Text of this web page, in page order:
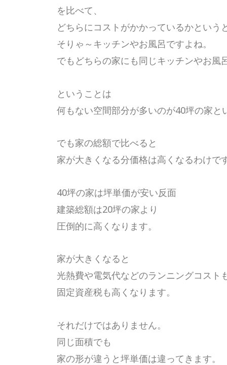
を比べて、
どちらにコストがかかっているかという
そりゃ～キッチンやお風呂ですよね。
でもどちらの家にも同じキッチンやお風
ということは
何もない空間部分が多いのが40坪の家と
でも家の総額で比べると
家が大きくなる分価格は高くなるわけです
40坪の家は坪単価が安い反面
建築総額は20坪の家より
圧倒的に高くなります。
家が大きくなると
光熱費や電気代などのランニングコスト
固定資産税も高くなります。
それだけではありません。
同じ面積でも
家の形が違うと坪単価は違ってきます。